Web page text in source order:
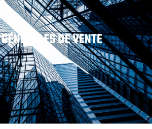
DE VENTE